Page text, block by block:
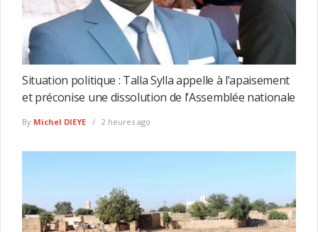
Situation politique : Talla Sylla appelle à l’apaisement
et préconise une dissolution de l’Assemblée nationale
By Michel DIEYE 2 heures ago